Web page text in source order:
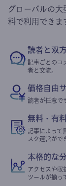
グローバルの
料で利用できま
読者と双
記事ごとのコ
者と交流。
価格自由
読者が任意で
無料・有
記事によって
スク運営がで
本格的な
アクセスや収
ツールが揃っ